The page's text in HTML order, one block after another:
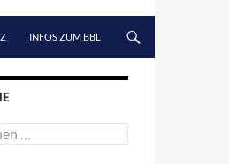
INFOS ZUM BBL